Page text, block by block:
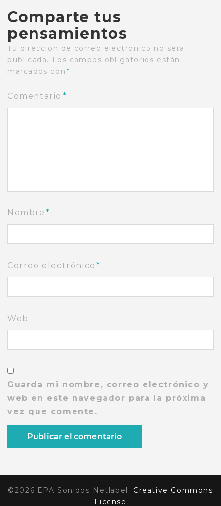
Comparte tus
pensamientos
Tu dirección de correo electrónico no será
publicada.
Los campos obligatorios están
marcados con*
Comentario*
Nombre*
Correo electrónico*
Web
Guarda mi nombre, correo electrónico y
web en este navegador para la próxima
vez que comente.
©2026 EPA Sonidos Netlabel. Creative Commons
License